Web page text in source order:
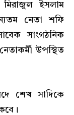
ইসলাম
নেতা শফি
সাংগঠনিক
উপস্থিত
শেখ সাদিকে